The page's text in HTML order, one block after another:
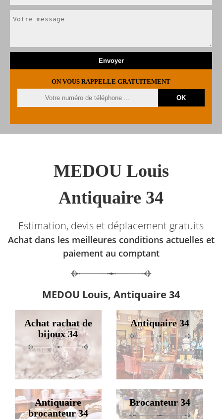
ON VOUS RAPPELLE GRATUITEMENT
MEDOU Louis
Antiquaire 34
Estimation, devis et déplacement gratuits
Achat dans les meilleures conditions actuelles et
paiement au comptant
MEDOU Louis, Antiquaire 34
Achat rachat de
bijoux 34
Antiquaire 34
Antiquaire
brocanteur 34
Brocanteur 34